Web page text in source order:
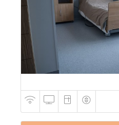
environnement
quotidienne agréable et